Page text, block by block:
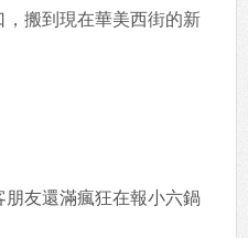
搬到現在華美西街的新
友還滿瘋狂在報小六鍋